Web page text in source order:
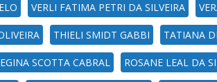
VERLI FATIMA PETRI DA SILVEIRA
THIELI SMIDT GABBI TATIANA
SCOTTA CABRAL ROSANE LEAL DA